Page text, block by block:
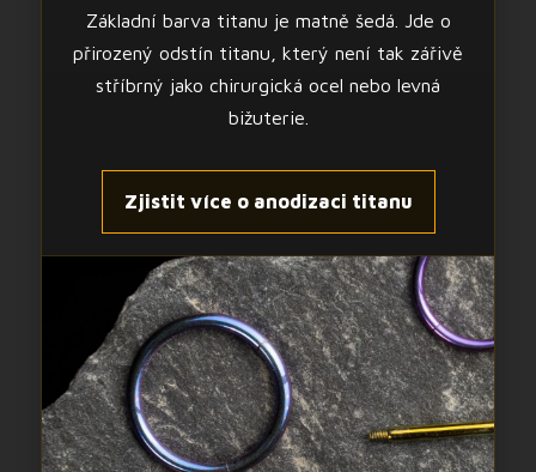
Základní barva titanu je matně šedá. Jde o
přirozený odstín titanu, který není tak zářivě
stříbrný jako chirurgická ocel nebo levná
bižuterie.
Zjistit více o anodizaci titanu